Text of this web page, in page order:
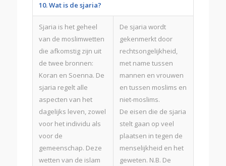
10. Wat is de sjaria?
Sjaria is het geheel
van de moslimwetten
die afkomstig zijn uit
de twee bronnen:
Koran en Soenna. De
sjaria regelt alle
aspecten van het
dagelijks leven, zowel
voor het individu als
voor de
gemeenschap. Deze
wetten van de islam
De sjaria wordt
gekenmerkt door
rechtsongelijkheid,
met name tussen
mannen en vrouwen
en tussen moslims en
niet-moslims.
De eisen die de sjaria
stelt gaan op veel
plaatsen in tegen de
menselijkheid en het
geweten. N.B. De